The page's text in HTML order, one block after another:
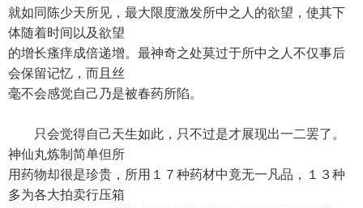
就如同陈少天所见，最大限度激发所中之人的欲望，使其下
体随着时间以及欲望
的增长瘙痒成倍递增。最神奇之处莫过于所中之人不仅事后
会保留记忆，而且丝
毫不会感觉自己乃是被春药所陷。
只会觉得自己天生如此，只不过是才展现出一二罢了。
神仙丸炼制简单但所
用药物却很是珍贵，所用１７种药材中竟无一凡品，１３种
多为各大拍卖行压箱